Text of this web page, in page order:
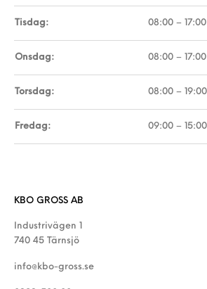
Tisdag: 08:00 – 17:00
Onsdag: 08:00 – 17:00
Torsdag: 08:00 – 19:00
Fredag: 09:00 – 15:00
KBO GROSS AB
Industrivägen 1
740 45 Tärnsjö
info@kbo-gross.se